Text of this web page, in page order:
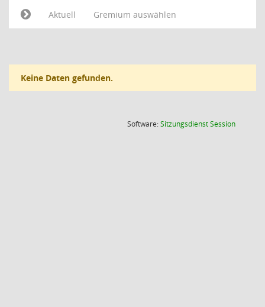
Aktuell
Gremium auswählen
Keine Daten gefunden.
Software:SitzungsdienstSession(Wird in